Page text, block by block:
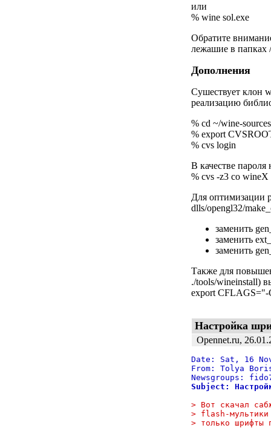
или
% wine sol.exe
Обратите
лежашие в папках
Дополнения
Сушествует клон
реализацию
% cd ~/wine-sources
% export
% cvs login
В качестве
% cvs -z3 co wineX
Для оптимизации
dlls/opengl32/
заменить
заменить
заменить
Также для
./tools/wineinstall)
export CFLAGS="-
Настройка
Opennet.ru,
Date: Sat, 16
From: Tolya
Newsgroups:
Subject:
> Вот скачал
> flash-
> только шpифты